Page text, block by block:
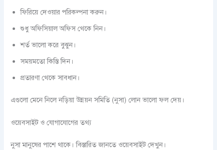
ফিরিয়ে দেওয়ার পরিকল্পনা করুন।
শুধু অফিসিয়াল অফিস থেকে নিন।
শর্ত ভালো করে বুঝুন।
সময়মতো কিস্তি দিন।
প্রতারণা থেকে সাবধান।
এগুলো মেনে নিলে নড়িয়া উন্নয়ন সমিতি (নুসা) লোন ভালো ফল দেয়।
ওয়েবসাইট ও যোগাযোগের তথ্য
নুসা মানুষের পাশে থাকে। বিস্তারিত জানতে ওয়েবসাইট দেখুন।